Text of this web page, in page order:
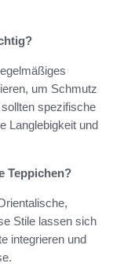
um Schmutz
spezifische
Langlebigkeit und
Teppichen?
Stile lassen sich
integrieren und